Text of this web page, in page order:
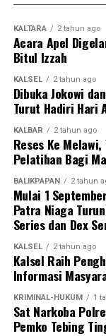
KALTARA 2 tahun ago
Acara Apel
Bitul Izzah
KALSEL 2 tahun ago
Dibuka Jokowi
Turut Hadiri Hari
KALBAR 2 tahun ago
Reses Ke Melawi,
Pelatihan Bagi
BALIKPAPAN 2 tahun
Mulai 1
Patra Niaga
Series dan Dex
KALSEL 2 tahun ago
Kalsel Raih
Informasi
KRIMINAL-HUKUM 1
Sat Narkoba
Pemko Tebing